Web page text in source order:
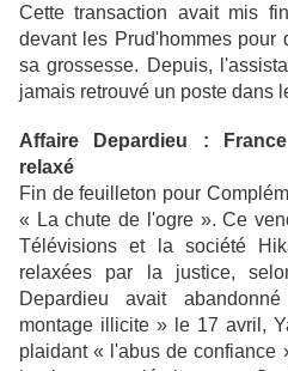
Cette transaction avait mis
devant les Prud'hommes pour
sa grossesse. Depuis,
jamais retrouvé un poste dans
Affaire Depardieu :
relaxé
Fin de feuilleton pour
« La chute de l'ogre ». Ce
Télévisions et la société
relaxées par la justice,
Depardieu avait
montage illicite » le 17 avril,
plaidant « l'abus de confiance